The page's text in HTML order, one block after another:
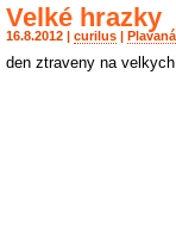
Velké hrazky
16.8.2012 | curilus Plavaná
den ztraveny na